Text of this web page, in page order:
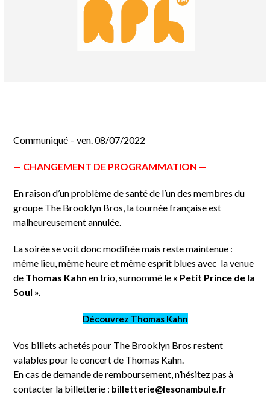
Communiqué – ven. 08/07/2022
— CHANGEMENT DE PROGRAMMATION —
En raison d’un problème de santé de l’un des membres du
groupe The Brooklyn Bros, la tournée française est
malheureusement annulée.
La soirée se voit donc modifiée mais reste maintenue :
même lieu, même heure et même esprit blues avec la venue
de Thomas Kahn en trio, surnommé le « Petit Prince de la
Soul ».
Découvrez Thomas Kahn
Vos billets achetés pour The Brooklyn Bros restent
valables pour le concert de Thomas Kahn.
En cas de demande de remboursement, n’hésitez pas à
contacter la billetterie : billetterie@lesonambule.fr